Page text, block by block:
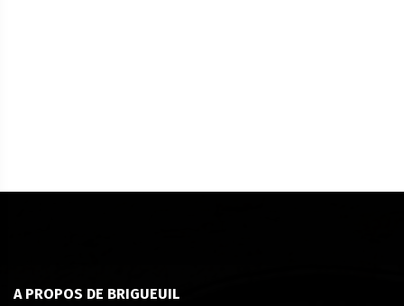
A PROPOS DE BRIGUEUIL